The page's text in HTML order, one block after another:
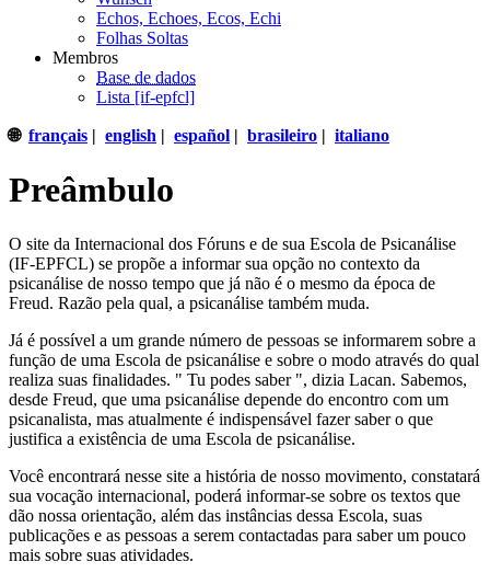
Echos, Echoes, Ecos, Echi
Folhas Soltas
Membros
Base de dados
Lista [if-epfcl]
🌐 français | english | español | brasileiro | italiano
Preâmbulo
O site da Internacional dos Fóruns e de sua Escola de Psicanálise
(IF-EPFCL) se propõe a informar sua opção no contexto da
psicanálise de nosso tempo que já não é o mesmo da época de
Freud. Razão pela qual, a psicanálise também muda.
Já é possível a um grande número de pessoas se informarem sobre a
função de uma Escola de psicanálise e sobre o modo através do qual
realiza suas finalidades.
Tu podes saber
, dizia Lacan. Sabemos,
desde Freud, que uma psicanálise depende do encontro com um
psicanalista, mas atualmente é indispensável fazer saber o que
justifica a existência de uma Escola de psicanálise.
Você encontrará nesse site a história de nosso movimento, constatará
sua vocação internacional, poderá informar-se sobre os textos que
dão nossa orientação, além das instâncias dessa Escola, suas
publicações e as pessoas a serem contactadas para saber um pouco
mais sobre suas atividades.